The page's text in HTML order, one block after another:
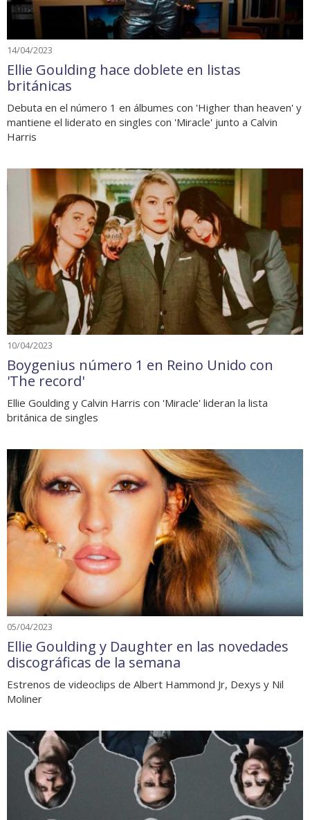
14/04/2023
Ellie Goulding hace doblete en listas
británicas
Debuta en el número 1 en álbumes con 'Higher than heaven' y
mantiene el liderato en singles con 'Miracle' junto a Calvin
Harris
10/04/2023
Boygenius número 1 en Reino Unido con
'The record'
Ellie Goulding y Calvin Harris con 'Miracle' lideran la lista
británica de singles
05/04/2023
Ellie Goulding y Daughter en las novedades
discográficas de la semana
Estrenos de videoclips de Albert Hammond Jr, Dexys y Nil
Moliner